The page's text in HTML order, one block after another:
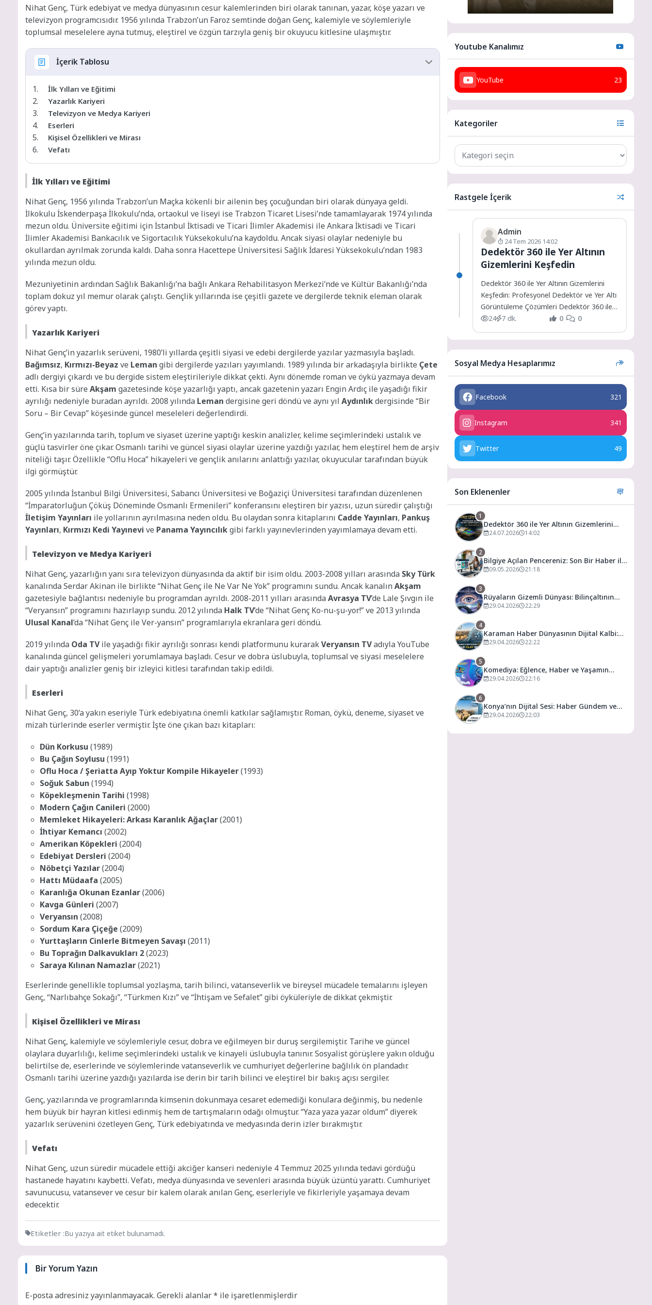
Nihat Genç, Türk edebiyat ve medya dünyasının cesur kalemlerinden biri olarak tanınan, yazar, köşe yazarı ve
televizyon programcısıdır. 1956 yılında Trabzon’un Faroz semtinde doğan Genç, kalemiyle ve söylemleriyle
toplumsal meselelere ayna tutmuş, eleştirel ve özgün tarzıyla geniş bir okuyucu kitlesine ulaşmıştır.
İçerik Tablosu
İlk Yılları ve Eğitimi
Yazarlık Kariyeri
Televizyon ve Medya Kariyeri
Eserleri
Kişisel Özellikleri ve Mirası
Vefatı
İlk Yılları ve Eğitimi
Nihat Genç, 1956 yılında Trabzon’un Maçka kökenli bir ailenin beş çocuğundan biri olarak dünyaya geldi.
İlkokulu İskenderpaşa İlkokulu’nda, ortaokul ve liseyi ise Trabzon Ticaret Lisesi’nde tamamlayarak 1974 yılında
mezun oldu. Üniversite eğitimi için İstanbul İktisadi ve Ticari İlimler Akademisi ile Ankara İktisadi ve Ticari
İlimler Akademisi Bankacılık ve Sigortacılık Yüksekokulu’na kaydoldu. Ancak siyasi olaylar nedeniyle bu
okullardan ayrılmak zorunda kaldı. Daha sonra Hacettepe Üniversitesi Sağlık İdaresi Yüksekokulu’ndan 1983
yılında mezun oldu.
Mezuniyetinin ardından Sağlık Bakanlığı’na bağlı Ankara Rehabilitasyon Merkezi’nde ve Kültür Bakanlığı’nda
toplam dokuz yıl memur olarak çalıştı. Gençlik yıllarında ise çeşitli gazete ve dergilerde teknik eleman olarak
görev yaptı.
Yazarlık Kariyeri
Nihat Genç’in yazarlık serüveni, 1980’li yıllarda çeşitli siyasi ve edebi dergilerde yazılar yazmasıyla başladı.
Bağımsız, Kırmızı-Beyaz ve Leman gibi dergilerde yazıları yayımlandı. 1989 yılında bir arkadaşıyla birlikte Çete
adlı dergiyi çıkardı ve bu dergide sistem eleştirileriyle dikkat çekti. Aynı dönemde roman ve öykü yazmaya devam
etti. Kısa bir süre Akşam gazetesinde köşe yazarlığı yaptı, ancak gazetenin yazarı Engin Ardıç ile yaşadığı fikir
ayrılığı nedeniyle buradan ayrıldı. 2008 yılında Leman dergisine geri döndü ve aynı yıl Aydınlıkdergisinde “Bir
Soru – Bir Cevap” köşesinde güncel meseleleri değerlendirdi.
Genç’in yazılarında tarih, toplum ve siyaset üzerine yaptığı keskin analizler, kelime seçimlerindeki ustalık ve
güçlü tasvirler öne çıkar. Osmanlı tarihi ve güncel siyasi olaylar üzerine yazdığı yazılar, hem eleştirel hem de arşiv
niteliği taşır. Özellikle “Oflu Hoca” hikayeleri ve gençlik anılarını anlattığı yazılar, okuyucular tarafından büyük
ilgi görmüştür.
2005 yılında İstanbul Bilgi Üniversitesi, Sabancı Üniversitesi ve Boğaziçi Üniversitesi tarafından düzenlenen
“İmparatorluğun Çöküş Döneminde Osmanlı Ermenileri” konferansını eleştiren bir yazısı, uzun süredir çalıştığı
İletişim Yayınları ile yollarının ayrılmasına neden oldu. Bu olaydan sonra kitaplarını Cadde Yayınları, Pankuş
Yayınları, Kırmızı Kedi Yayınevi ve Panama Yayıncılıkgibi farklı yayınevlerinden yayımlamaya devam etti.
Televizyon ve Medya Kariyeri
Nihat Genç, yazarlığın yanı sıra televizyon dünyasında da aktif bir isim oldu. 2003-2008 yılları arasında Sky Türk
kanalında Serdar Akinan ile birlikte “Nihat Genç ile Ne Var Ne Yok” programını sundu. Ancak kanalınAkşam
gazetesiyle bağlantısı nedeniyle bu programdan ayrıldı. 2008-2011 yılları arasındaAvrasya TV’de Lale Şıvgın ile
“Veryansın” programını hazırlayıp sundu. 2012 yılında Halk TV’de “Nihat Genç Ko-nu-şu-yor!” ve 2013 yılında
Ulusal Kanal’da “Nihat Genç ile Ver-yansın” programlarıyla ekranlara geri döndü.
2019 yılında Oda TVile yaşadığı fikir ayrılığı sonrası kendi platformunu kurarakVeryansın TVadıyla YouTube
kanalında güncel gelişmeleri yorumlamaya başladı. Cesur ve dobra üslubuyla, toplumsal ve siyasi meselelere
dair yaptığı analizler geniş bir izleyici kitlesi tarafından takip edildi.
Eserleri
Nihat Genç, 30’a yakın eseriyle Türk edebiyatına önemli katkılar sağlamıştır. Roman, öykü, deneme, siyaset ve
mizah türlerinde eserler vermiştir. İşte öne çıkan bazı kitapları:
Dün Korkusu (1989)
Bu Çağın Soylusu (1991)
Oflu Hoca / Şeriatta Ayıp Yoktur Kompile Hikayeler(1993)
Soğuk Sabun (1994)
Köpekleşmenin Tarihi (1998)
Modern Çağın Canileri (2000)
Memleket Hikayeleri: Arkası Karanlık Ağaçlar(2001)
İhtiyar Kemancı (2002)
Amerikan Köpekleri (2004)
Edebiyat Dersleri (2004)
Nöbetçi Yazılar(2004)
Hattı Müdaafa (2005)
Karanlığa Okunan Ezanlar(2006)
Kavga Günleri (2007)
Veryansın (2008)
Sordum Kara Çiçeğe (2009)
Yurttaşların Cinlerle Bitmeyen Savaşı (2011)
Bu Toprağın Dalkavukları 2(2023)
Saraya Kılınan Namazlar(2021)
Eserlerinde genellikle toplumsal yozlaşma, tarih bilinci, vatanseverlik ve bireysel mücadele temalarını işleyen
Genç, “Narlıbahçe Sokağı”, “Türkmen Kızı” ve “İhtişam ve Sefalet” gibi öyküleriyle de dikkat çekmiştir.
Kişisel Özellikleri ve Mirası
Nihat Genç, kalemiyle ve söylemleriyle cesur, dobra ve eğilmeyen bir duruş sergilemiştir. Tarihe ve güncel
olaylara duyarlılığı, kelime seçimlerindeki ustalık ve kinayeli üslubuyla tanınır. Sosyalist görüşlere yakın olduğu
belirtilse de, eserlerinde ve söylemlerinde vatanseverlik ve cumhuriyet değerlerine bağlılık ön plandadır.
Osmanlı tarihi üzerine yazdığı yazılarda ise derin bir tarih bilinci ve eleştirel bir bakış açısı sergiler.
Genç, yazılarında ve programlarında kimsenin dokunmaya cesaret edemediği konulara değinmiş, bu nedenle
hem büyük bir hayran kitlesi edinmiş hem de tartışmaların odağı olmuştur. “Yaza yaza yazar oldum” diyerek
yazarlık serüvenini özetleyen Genç, Türk edebiyatında ve medyasında derin izler bırakmıştır.
Vefatı
Nihat Genç, uzun süredir mücadele ettiği akciğer kanseri nedeniyle 4 Temmuz 2025 yılında tedavi gördüğü
hastanede hayatını kaybetti. Vefatı, medya dünyasında ve sevenleri arasında büyük üzüntü yarattı. Cumhuriyet
savunucusu, vatansever ve cesur bir kalem olarak anılan Genç, eserleriyle ve fikirleriyle yaşamaya devam
edecektir.
Etiketler :Bu yazıya ait etiket bulunamadı.
Bir Yorum Yazın
E-posta adresiniz yayınlanmayacak. Gerekli alanlar* ile işaretlenmişlerdir
Youtube Kanalımız
YouTube 23
Kategoriler
Rastgele İçerik
Admin
24 Tem 2026 14:02
Dedektör 360 ile Yer Altının
Gizemlerini Keşfedin
Dedektör 360 ile Yer Altının Gizemlerini
Keşfedin: Profesyonel Dedektör ve Yer Altı
Görüntüleme Çözümleri Dedektör 360 ile
Yer Altının Gizemlerini...
24 7 dk. 0 0
Sosyal Medya Hesaplarımız
Facebook 321
Instagram 341
Twitter 49
Son Eklenenler
1
Dedektör 360 ile Yer Altının Gizemlerini
Keşfedin
24.07.2026 14:02
2
Bilgiye Açılan Pencereniz: Son Bir Haber ile
Tanıyın ve Keşfedin
09.05.2026 21:18
3
Rüyaların Gizemli Dünyası: Bilinçaltının
Kapısını Aralamak
29.04.2026 22:29
4
Karaman Haber Dünyasının Dijital Kalbi:
Gündem ve Olay
29.04.2026 22:22
5
Komediya: Eğlence, Haber ve Yaşamın
Dijital Buluşma Noktası
29.04.2026 22:16
6
Konya’nın Dijital Sesi: Haber Gündem ve
Yaşamın Merkezi
29.04.2026 22:03